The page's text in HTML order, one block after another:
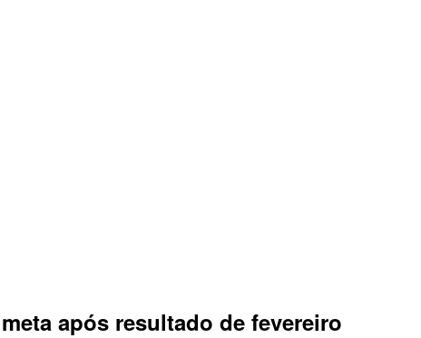
após resultado de fevereiro